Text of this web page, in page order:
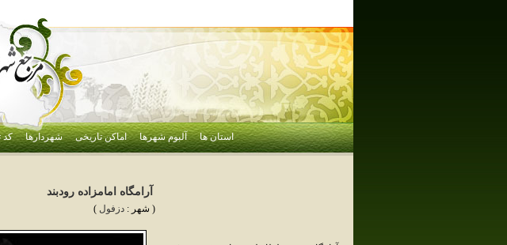
استان ها آلبوم شهرها اماکن تاریخی شهردارها کد
آرامگاه امامزاده رودبند
( شهر : دزفول )